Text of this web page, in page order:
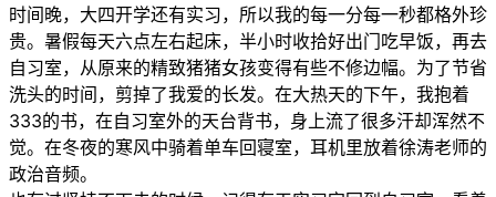
时间晚，大四开学还有实习，所以我的每一分每一秒都格外珍
贵。暑假每天六点左右起床，半小时收拾好出门吃早饭，再去
自习室，从原来的精致猪猪女孩变得有些不修边幅。为了节省
洗头的时间，剪掉了我爱的长发。在大热天的下午，我抱着
333的书，在自习室外的天台背书，身上流了很多汗却浑然不
觉。在冬夜的寒风中骑着单车回寝室，耳机里放着徐涛老师的
政治音频。